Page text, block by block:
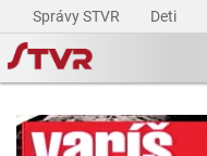
Správy STVR Deti